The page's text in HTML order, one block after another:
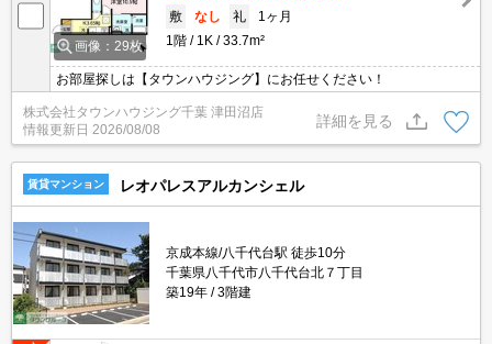
画像：29枚
敷
なし 礼
1ヶ月
1階
1K 33.7m²
お部屋探しは【タウンハウジング】にお任せください！
株式会社タウンハウジング千葉 津田沼店
情報更新日 2026/08/08
詳細を見る
賃貸マンション レオパレスアルカンシェル
京成本線/八千代台駅 徒歩10分
千葉県八千代市八千代台北７丁目
築19年
3階建